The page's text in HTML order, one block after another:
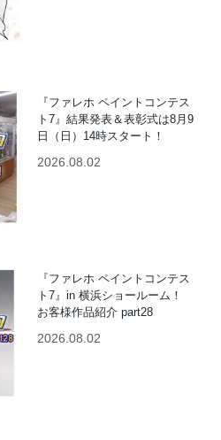
『ファレホ ペイントコンテス
ト7』結果発表＆表彰式は8月9
日（日）14時スタート！
2026.08.02
『ファレホ ペイントコンテス
ト7』in 横浜ショールーム！
お客様作品紹介 part28
2026.08.02